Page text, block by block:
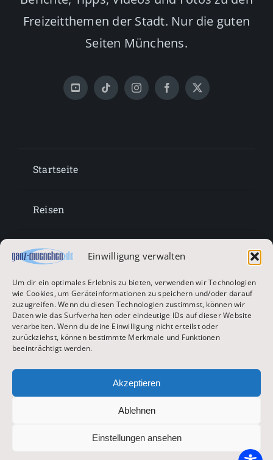
Einwilligung verwalten
Um dir ein optimales Erlebnis zu bieten, verwenden wir Technologien
wie Cookies, um Geräteinformationen zu speichern und/oder darauf
zuzugreifen. Wenn du diesen Technologien zustimmst, können wir
Daten wie das Surfverhalten oder eindeutige IDs auf dieser Website
verarbeiten. Wenn du deine Einwilligung nicht erteilst oder
zurückziehst, können bestimmte Merkmale und Funktionen
beeinträchtigt werden.
Akzeptieren
Ablehnen
Einstellungen ansehen
Freizeitthemen der Stadt. Nur die guten
Seiten Münchens.
Startseite
Reisen
Lifestyle
Entertainment
Oktoberfest & Volksfeste
Zur Hauptseite